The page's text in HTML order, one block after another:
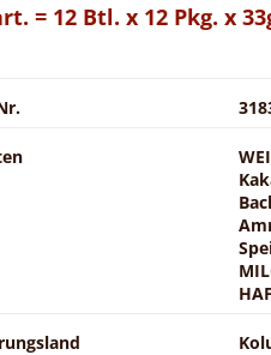
= 12 Btl. x 12 Pkg. x